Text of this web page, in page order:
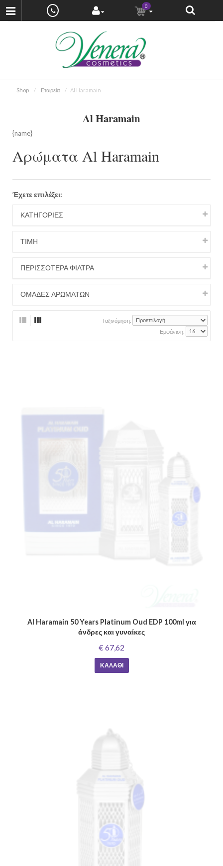
0
Shop Εταιρεία Al Haramain
Al Haramain
{name}
Αρώματα Al Haramain
Έχετε επιλέξει:
ΚΑΤΗΓΟΡΙΕΣ
ΤΙΜΉ
ΠΕΡΙΣΣΟΤΕΡΑ ΦΙΛΤΡΑ
ΟΜΑΔΕΣ ΑΡΩΜΑΤΩΝ
Ταξινόμηση:
Εμφάνιση:
Al Haramain 50 Years Platinum Oud EDP 100ml για
άνδρες και γυναίκες
€ 67,62
ΚΑΛΆΘΙ